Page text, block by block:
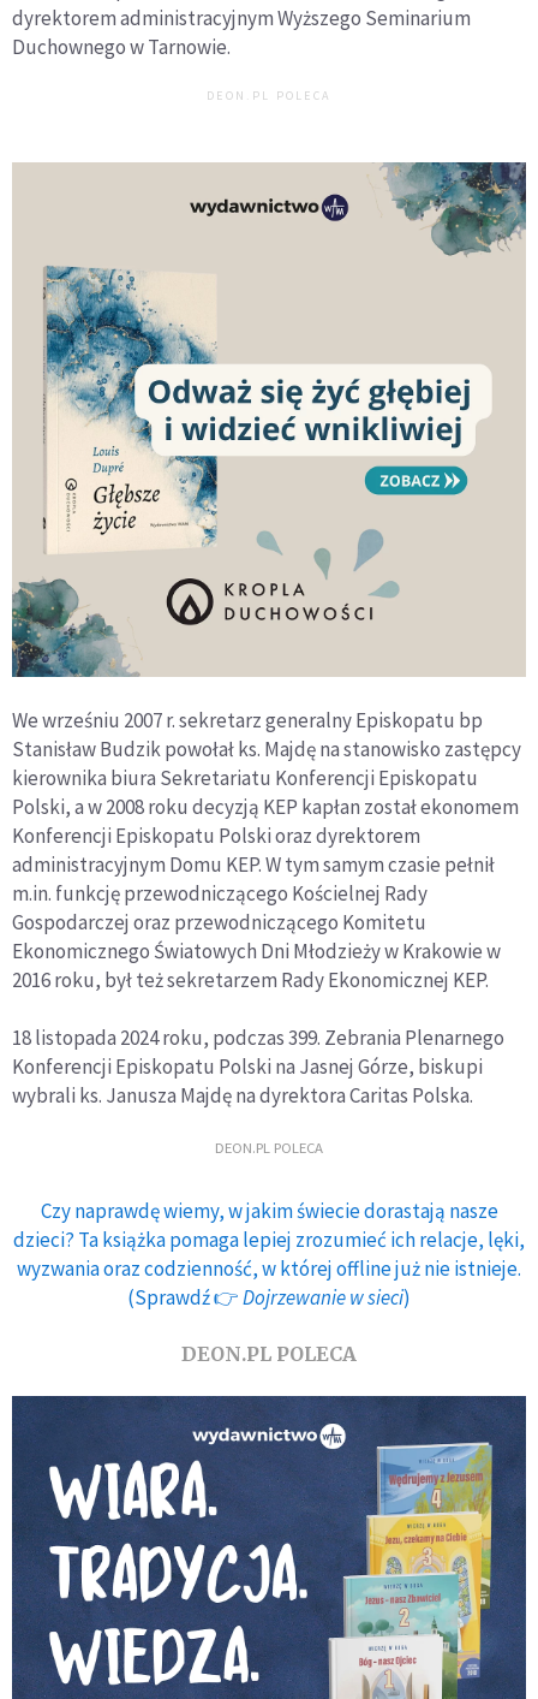
dyrektorem administracyjnym Wyższego Seminarium
Duchownego w Tarnowie.
DEON.PL POLECA
We wrześniu 2007 r. sekretarz generalny Episkopatu bp
Stanisław Budzik powołał ks. Majdę na stanowisko zastępcy
kierownika biura Sekretariatu Konferencji Episkopatu
Polski, a w 2008 roku decyzją KEP kapłan został ekonomem
Konferencji Episkopatu Polski oraz dyrektorem
administracyjnym Domu KEP. W tym samym czasie pełnił
m.in. funkcję przewodniczącego Kościelnej Rady
Gospodarczej oraz przewodniczącego Komitetu
Ekonomicznego Światowych Dni Młodzieży w Krakowie w
2016 roku, był też sekretarzem Rady Ekonomicznej KEP.
18 listopada 2024 roku, podczas 399. Zebrania Plenarnego
Konferencji Episkopatu Polski na Jasnej Górze, biskupi
wybrali ks. Janusza Majdę na dyrektora Caritas Polska.
DEON.PL POLECA
Czy naprawdę wiemy, w jakim świecie dorastają nasze
dzieci? Ta książka pomaga lepiej zrozumieć ich relacje, lęki,
wyzwania oraz codzienność, w której offline już nie istnieje.
(Sprawdź 👉Dojrzewanie w sieci)
DEON.PL POLECA